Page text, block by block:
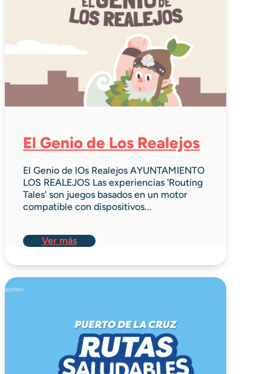
El Genio de Los Realejos
El Genio de lOs Realejos AYUNTAMIENTO
LOS REALEJOS Las experiencias 'Routing
Tales' son juegos basados en un motor
compatible con dispositivos...
Ver más